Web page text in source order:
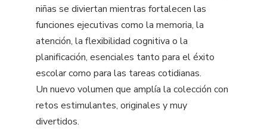
niñas se diviertan mientras fortalecen las
funciones ejecutivas como la memoria, la
atención, la flexibilidad cognitiva o la
planificación, esenciales tanto para el éxito
escolar como para las tareas cotidianas.
Un nuevo volumen que amplía la colección con
retos estimulantes, originales y muy
divertidos.